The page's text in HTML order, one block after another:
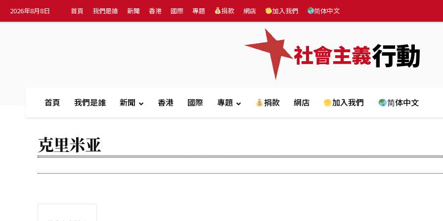
2026年8月8日 首頁 我們是誰 新聞 香港 國際 專題 捐款 網店 加入我們 简体中文
社會主義行動
首頁 我們是誰 新聞 香港 國際 專題 捐款 網店 加入我們 简体中文
克里米亚